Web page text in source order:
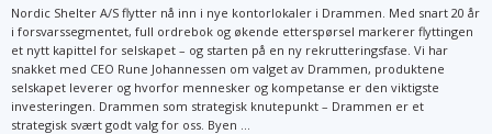
Nordic Shelter A/S flytter nå inn i nye kontorlokaler i Drammen. Med snart 20 år
i forsvarssegmentet, full ordrebok og økende etterspørsel markerer flyttingen
et nytt kapittel for selskapet – og starten på en ny rekrutteringsfase. Vi har
snakket med CEO Rune Johannessen om valget av Drammen, produktene
selskapet leverer og hvorfor mennesker og kompetanse er den viktigste
investeringen. Drammen som strategisk knutepunkt – Drammen er et
strategisk svært godt valg for oss. Byen ...